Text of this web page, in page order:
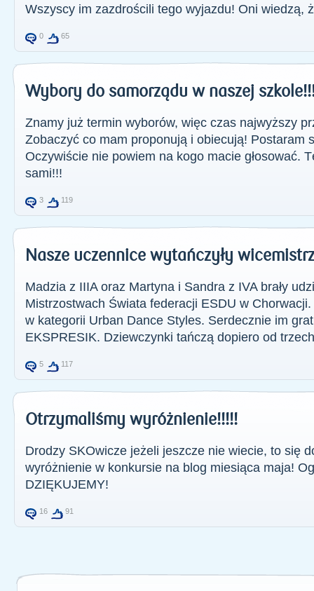
Wszyscy im zazdrościli tego wyjazdu! Oni wiedzą,
0 65
Wybory do samorządu w naszej
Znamy już termin wyborów, więc czas najwyższy
Zobaczyć co mam proponują i obiecują! Postaram
Oczywiście nie powiem na kogo macie głosować.
sami!!!
3 119
Nasze uczennice wytańczyły
Madzia z IIIA oraz Martyna i Sandra z IVA brały
Mistrzostwach Świata federacji ESDU w
w kategorii Urban Dance Styles. Serdecznie im
EKSPRESIK. Dziewczynki tańczą dopiero od
5 117
Otrzymaliśmy wyróżnienie!!!!!
Drodzy SKOwicze jeżeli jeszcze nie wiecie, to się
wyróżnienie w konkursie na blog miesiąca maja!
DZIĘKUJEMY!
16 91